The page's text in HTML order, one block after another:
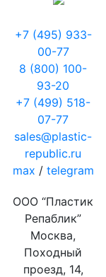
+7 (495) 933-
00-77
8 (800) 100-
93-20
+7 (499) 518-
07-77
sales@plastic-
republic.ru
max / telegram
ООО “Пластик
Репаблик”
Москва,
Походный
проезд, 14,